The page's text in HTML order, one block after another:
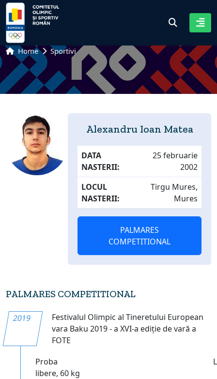
Home Sportivi
Alexandru Ioan Matea
DATA
NASTERII:
25 februarie
2002
LOCUL
NASTERII:
Tirgu Mures,
Mures
PALMARES
COMPETITIONAL
PALMARES COMPETITIONAL
2019
Festivalul Olimpic al Tineretului European
vara Baku 2019 - a XVI-a ediție de vară a
FOTE
Proba
libere, 60 kg